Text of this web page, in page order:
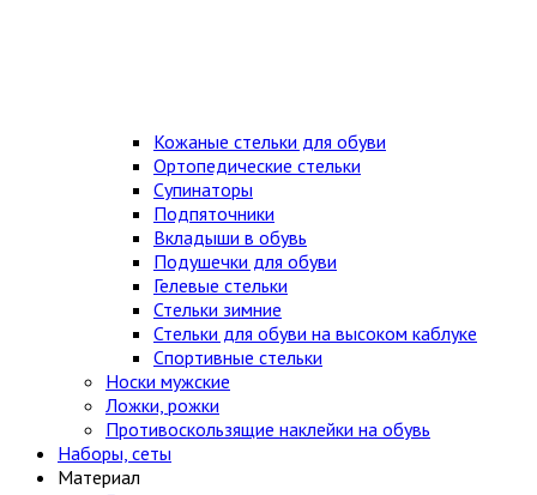
Кожаные стельки для обуви
Ортопедические стельки
Супинаторы
Подпяточники
Вкладыши в обувь
Подушечки для обуви
Гелевые стельки
Стельки зимние
Стельки для обуви на высоком каблуке
Спортивные стельки
Носки мужские
Ложки, рожки
Противоскользящие наклейки на обувь
Наборы, сеты
Материал